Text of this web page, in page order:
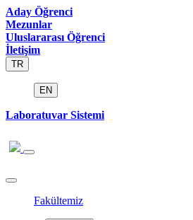
Aday Öğrenci
Mezunlar
Uluslararası Öğrenci
İletişim
TR
EN
Laboratuvar Sistemi
Fakültemiz